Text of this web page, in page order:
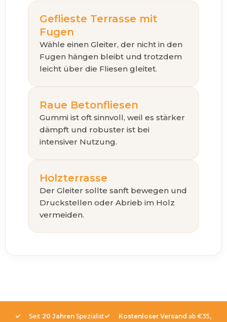
Geflieste Terrasse mit
Fugen
Wähle einen Gleiter, der nicht in den
Fugen hängen bleibt und trotzdem
leicht über die Fliesen gleitet.
Raue Betonfliesen
Gummi ist oft sinnvoll, weil es stärker
dämpft und robuster ist bei
intensiver Nutzung.
Holzterrasse
Der Gleiter sollte sanft bewegen und
Druckstellen oder Abrieb im Holz
vermeiden.
Seit 20 Jahren Spezialist Kostenloser Versand ab €35,-